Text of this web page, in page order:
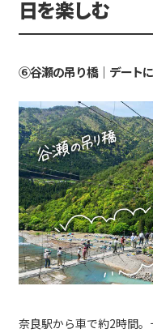
日を楽しむ
⑥谷瀬の吊り橋｜デート
奈良駅から車で約2時間